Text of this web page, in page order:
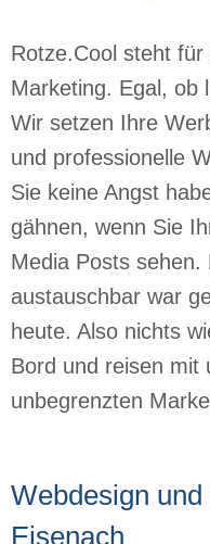
Rotze.Cool steht
Marketing. Egal, ob
Wir setzen Ihre
und professionelle
Sie keine Angst
gähnen, wenn Sie
Media Posts sehen.
austauschbar war
heute. Also nichts
Bord und reisen mit
unbegrenzten
Webdesign
Eisenach